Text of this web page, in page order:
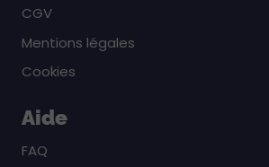
CGV
Mentions légales
Cookies
Aide
FAQ